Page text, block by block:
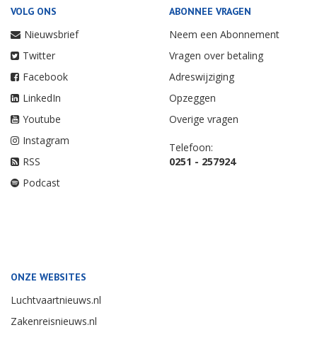
VOLG ONS
Nieuwsbrief
Twitter
Facebook
LinkedIn
Youtube
Instagram
RSS
Podcast
ABONNEE VRAGEN
Neem een Abonnement
Vragen over betaling
Adreswijziging
Opzeggen
Overige vragen
Telefoon:
0251 - 257924
ONZE WEBSITES
Luchtvaartnieuws.nl
Zakenreisnieuws.nl